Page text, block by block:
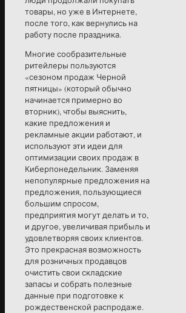
товары, но уже в Интернете,
после того, как вернулись на
работу после праздника.
Многие сообразительные
ритейлеры пользуются
«сезоном продаж Черной
пятницы» (который обычно
начинается примерно во
вторник), чтобы выяснить,
какие предложения и
рекламные акции работают, и
используют эти идеи для
оптимизации своих продаж в
Киберпонедельник. Заменяя
непопулярные предложения на
предложения, пользующиеся
большим спросом,
предприятия могут делать и то,
и другое, увеличивая прибыль и
удовлетворяя своих клиентов.
Это прекрасная возможность
для розничных продавцов
очистить свои складские
запасы и собрать полезные
данные при подготовке к
рождественской распродаже.